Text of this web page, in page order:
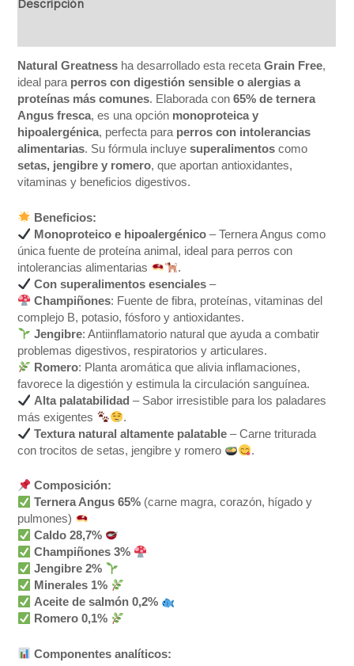
Descripción
Natural Greatness ha desarrollado esta recetaGrain Free,
ideal para perros con digestión sensible o alergias a
proteínas más comunes. Elaborada con65% de ternera
Angus fresca, es una opción monoproteica y
hipoalergénica, perfecta para perros con intolerancias
alimentarias. Su fórmula incluyesuperalimentos como
setas, jengibre y romero, que aportan antioxidantes,
vitaminas y beneficios digestivos.
Beneficios:
Monoproteico e hipoalergénico – Ternera Angus como
única fuente de proteína animal, ideal para perros con
intolerancias alimentarias
.
Con superalimentos esenciales –
Champiñones: Fuente de fibra, proteínas, vitaminas del
complejo B, potasio, fósforo y antioxidantes.
Jengibre: Antiinflamatorio natural que ayuda a combatir
problemas digestivos, respiratorios y articulares.
Romero: Planta aromática que alivia inflamaciones,
favorece la digestión y estimula la circulación sanguínea.
Alta palatabilidad – Sabor irresistible para los paladares
más exigentes
.
Textura natural altamente palatable – Carne triturada
con trocitos de setas, jengibre y romero
.
Composición:
Ternera Angus 65% (carne magra, corazón, hígado y
pulmones)
Caldo 28,7%
Champiñones 3%
Jengibre 2%
Minerales 1%
Aceite de salmón 0,2%
Romero 0,1%
Componentes analíticos: